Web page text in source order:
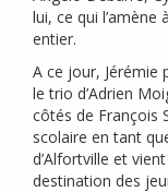
lui, ce qui
entier.
A ce jour, Jérémie
le trio d’Adrien
côtés de François
scolaire en tant
d’Alfortville et
destination des